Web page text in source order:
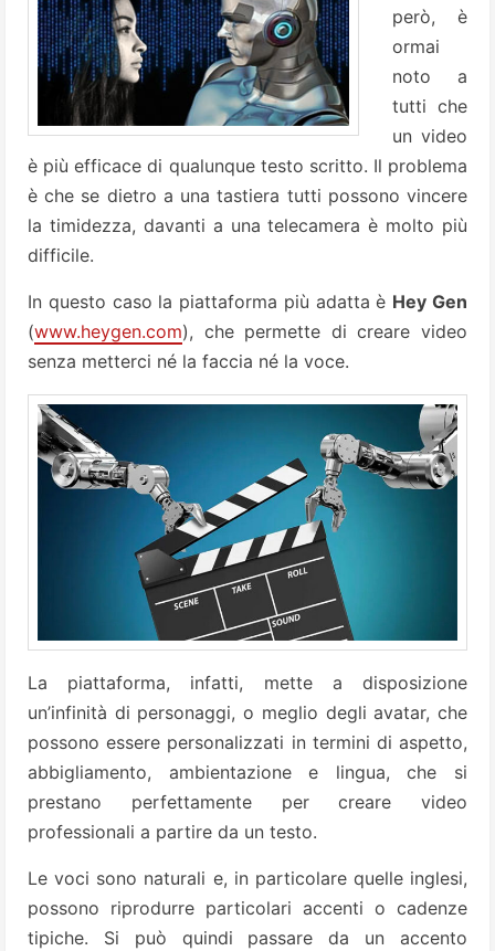
però, è
ormai
noto a
tutti che
un video
è più efficace di qualunque testo scritto. Il problema
è che se dietro a una tastiera tutti possono vincere
la timidezza, davanti a una telecamera è molto più
difficile.
In questo caso la piattaforma più adatta è Hey Gen
(www.heygen.com), che permette di creare video
senza metterci né la faccia né la voce.
La piattaforma, infatti, mette a disposizione
un’infinità di personaggi, o meglio degli avatar, che
possono essere personalizzati in termini di aspetto,
abbigliamento, ambientazione e lingua, che si
prestano perfettamente per creare video
professionali a partire da un testo.
Le voci sono naturali e, in particolare quelle inglesi,
possono riprodurre particolari accenti o cadenze
tipiche. Si può quindi passare da un accento